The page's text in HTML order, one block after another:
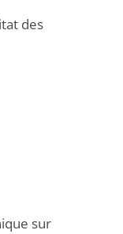
des
sur